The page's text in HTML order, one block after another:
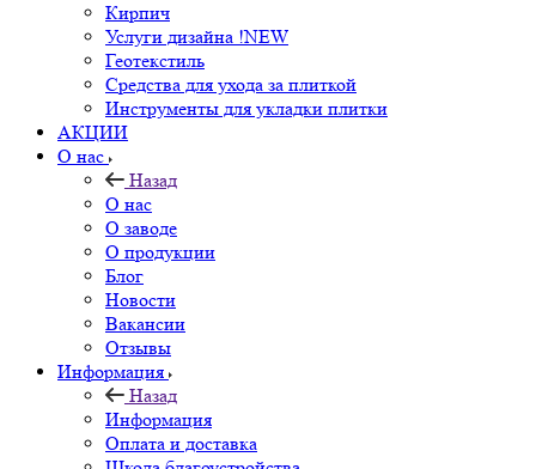
Кирпич
Услуги дизайна !NEW
Геотекстиль
Средства для ухода за плиткой
Инструменты для укладки плитки
АКЦИИ
О нас
Назад
О нас
О заводе
О продукции
Блог
Новости
Вакансии
Отзывы
Информация
Назад
Информация
Оплата и доставка